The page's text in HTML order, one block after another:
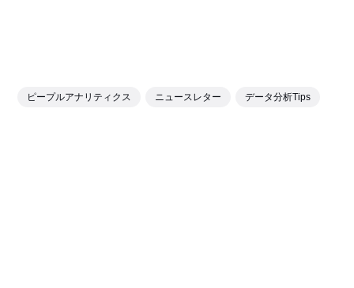
ピープルアナリティクス ニュースレター データ分析Tips